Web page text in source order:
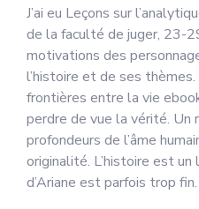
J’ai eu Leçons sur
de la faculté de juger, 23-
motivations des
l’histoire et de ses
frontières entre la vie
perdre de vue la vérité. Un
profondeurs de l’âme
originalité. L’histoire est
d’Ariane est parfois trop fin.